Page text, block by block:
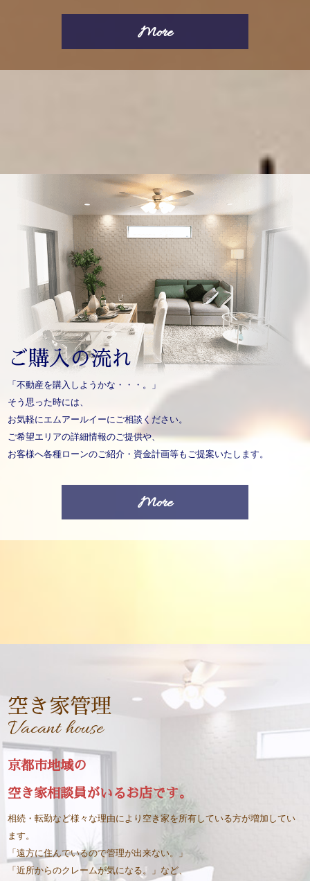
More
ご購入の流れ
「不動産を購入しようかな・・・。」
そう思った時には、
お気軽にエムアールイーにご相談ください。
ご希望エリアの詳細情報のご提供や、
お客様へ各種ローンのご紹介・資金計画等もご提案いたします。
More
空き家管理
Vacant house
京都市地域の
空き家相談員がいるお店です。
相続・転勤など様々な理由により空き家を所有している方が増加してい
ます。
「遠方に住んでいるので管理が出来ない。」
「近所からのクレームが気になる。」など、